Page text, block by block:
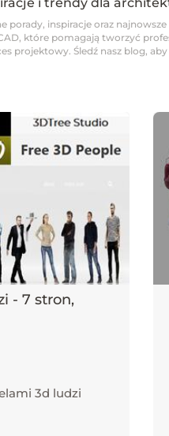
porady, inspiracje oraz
które pomagają tworzyć
projektowy. Śledź nasz blog,
- 7 stron,
3d ludzi